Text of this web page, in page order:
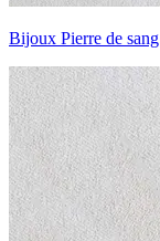
Bijoux Pierre de sang